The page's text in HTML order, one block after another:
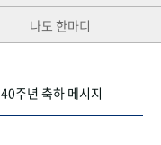
나도 한마디
40주년 축하 메시지